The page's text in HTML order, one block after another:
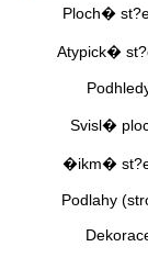
Ploch�
Atypick�
Svisl�
�ikm�
Podlahy